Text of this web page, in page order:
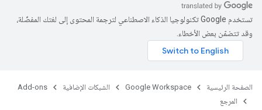
تستخدم Google تكنولوجيا الذكاء الاصطناعي لترجمة المحتوى إلى لغتك المفضّلة،
وقد تتضمّن بعض الأخطاء.
الصفحة الرئيسية Google Workspace الشبكات الإضافية
Add-ons
المرجع